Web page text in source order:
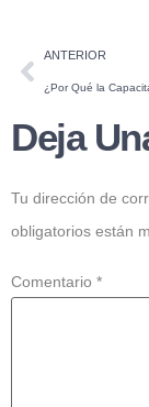
ANTERIOR
Deja
Tu dirección de
obligatorios están
Comentario *